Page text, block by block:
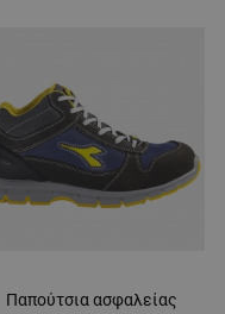
Παπούτσια ασφαλείας